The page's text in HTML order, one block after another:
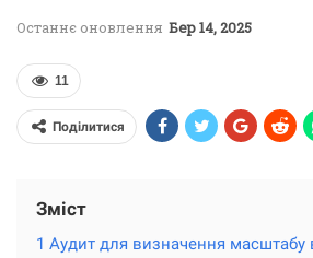
Останнє оновлення Бер 14, 2025
11
Поділитися
Зміст
1 Аудит для визначення масштабу